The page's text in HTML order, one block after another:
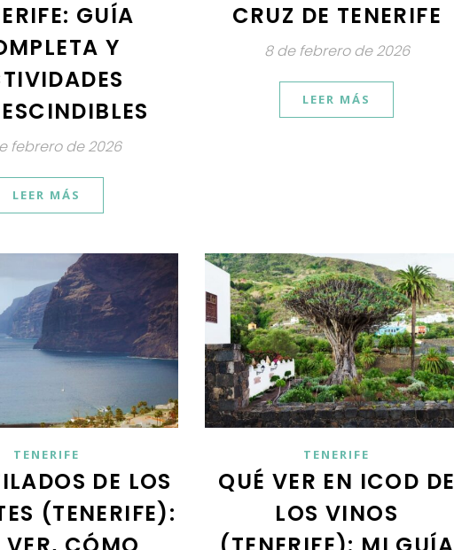
GUÍA
Y
febrero de 2026
LEER MÁS
CRUZ DE TENERIFE
8 de febrero de 2026
LEER MÁS
TENERIFE
DE LOS
(TENERIFE):
TENERIFE
QUÉ VER EN ICOD DE
LOS VINOS